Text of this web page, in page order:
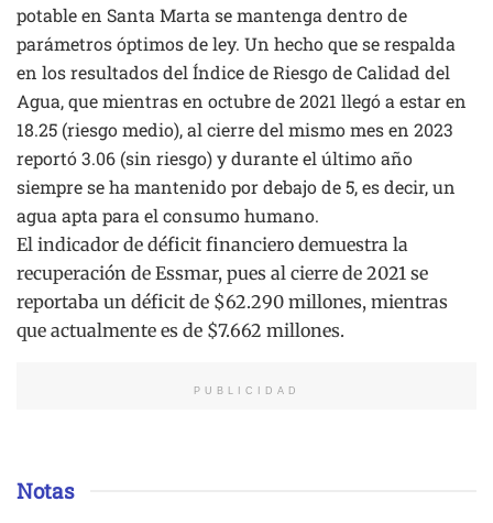
potable en Santa Marta se mantenga dentro de
parámetros óptimos de ley. Un hecho que se respalda
en los resultados del Índice de Riesgo de Calidad del
Agua, que mientras en octubre de 2021 llegó a estar en
18.25 (riesgo medio), al cierre del mismo mes en 2023
reportó 3.06 (sin riesgo) y durante el último año
siempre se ha mantenido por debajo de 5, es decir, un
agua apta para el consumo humano.
El indicador de déficit financiero demuestra la
recuperación de Essmar, pues al cierre de 2021 se
reportaba un déficit de $62.290 millones, mientras
que actualmente es de $7.662 millones.
PUBLICIDAD
Notas